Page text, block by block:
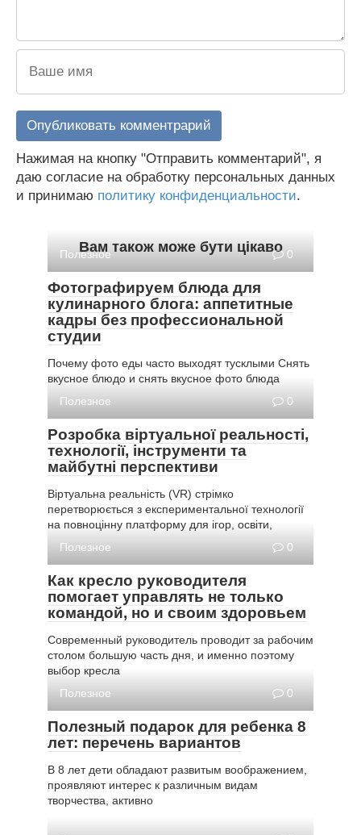
Нажимая на кнопку "Отправить комментарий", я
даю согласие на обработку персональных данных
и принимаю политику конфиденциальности.
Вам також може бути цікаво
Полезное 0
Фотографируем блюда для
кулинарного блога: аппетитные
кадры без профессиональной
студии
Почему фото еды часто выходят тусклыми Снять
вкусное блюдо и снять вкусное фото блюда
Полезное
0
Розробка віртуальної реальності,
технології, інструменти та
майбутні перспективи
Віртуальна реальність (VR) стрімко
перетворюється з експериментальної технології
на повноцінну платформу для ігор, освіти,
Полезное
0
Как кресло руководителя
помогает управлять не только
командой, но и своим здоровьем
Современный руководитель проводит за рабочим
столом большую часть дня, и именно поэтому
выбор кресла
Полезное
0
Полезный подарок для ребенка 8
лет: перечень вариантов
В 8 лет дети обладают развитым воображением,
проявляют интерес к различным видам
творчества, активно